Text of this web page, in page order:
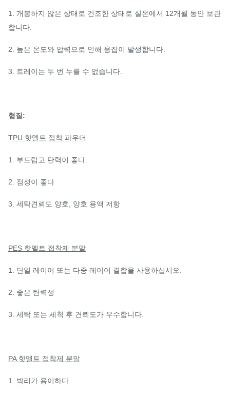
1. 개봉하지 않은 상태로 건조한 상태로 실온에서 12개월 동안 보관
합니다.
2. 높은 온도와 압력으로 인해 응집이 발생합니다.
3. 트레이는 두 번 누를 수 없습니다.
형질:
TPU 핫멜트 접착 파우더
1. 부드럽고 탄력이 좋다.
2. 점성이 좋다
3. 세탁견뢰도 양호, 양호 용액 저항
PES 핫멜트 접착제 분말
1. 단일 레이어 또는 다중 레이어 결합을 사용하십시오.
2. 좋은 탄력성
3. 세탁 또는 세척 후 견뢰도가 우수합니다.
PA 핫멜트 접착제 분말
1. 박리가 용이하다.